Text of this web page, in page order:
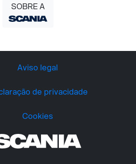
SOBRE A
Aviso legal
de privacidade
Cookies